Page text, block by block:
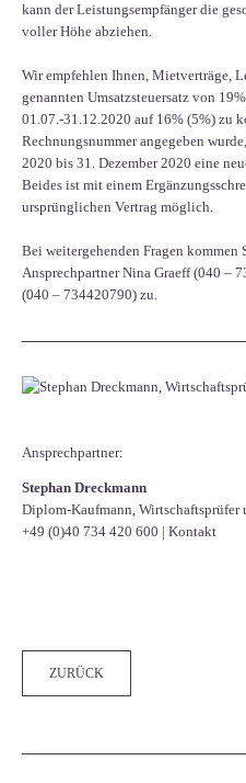
kann der Leistungsempfänger die
voller Höhe abziehen.
Wir empfehlen Ihnen, Mietverträge,
genannten Umsatzsteuersatz von
01.07.-31.12.2020 auf 16% (5%) zu
Rechnungsnummer angegeben
2020 bis 31. Dezember 2020 eine
Beides ist mit einem
ursprünglichen Vertrag möglich.
Bei weitergehenden Fragen kommen
Ansprechpartner Nina Graeff (040 –
(040 – 734420790) zu.
Ansprechpartner:
Stephan Dreckmann
Diplom-Kaufmann, Wirtschaftsprüfer
+49 (0)40 734 420 600 | Kontakt
ZURÜCK